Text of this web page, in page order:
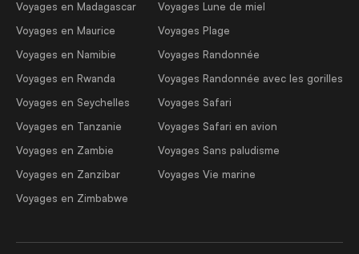
Voyages en Madagascar
Voyages en Maurice
Voyages en Namibie
Voyages en Rwanda
Voyages en Seychelles
Voyages en Tanzanie
Voyages en Zambie
Voyages en Zanzibar
Voyages en Zimbabwe
Voyages Lune de miel
Voyages Plage
Voyages Randonnée
Voyages Randonnée avec les gorilles
Voyages Safari
Voyages Safari en avion
Voyages Sans paludisme
Voyages Vie marine